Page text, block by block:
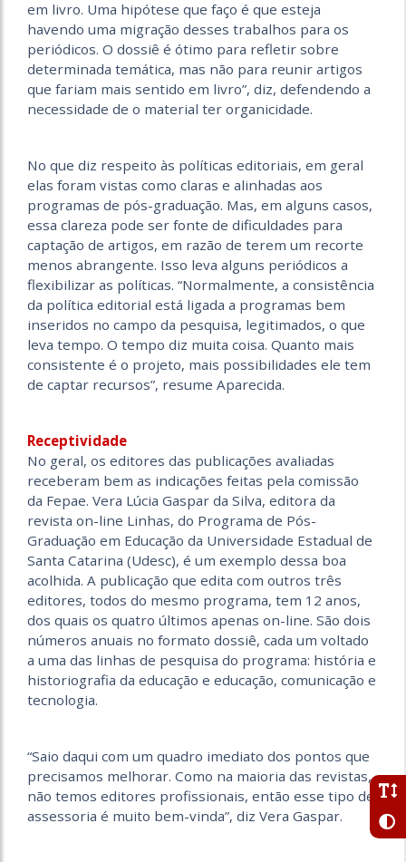
em livro. Uma hipótese que faço é que esteja
havendo uma migração desses trabalhos para os
periódicos. O dossiê é ótimo para refletir sobre
determinada temática, mas não para reunir artigos
que fariam mais sentido em livro”, diz, defendendo a
necessidade de o material ter organicidade.
No que diz respeito às políticas editoriais, em geral
elas foram vistas como claras e alinhadas aos
programas de pós-graduação. Mas, em alguns casos,
essa clareza pode ser fonte de dificuldades para
captação de artigos, em razão de terem um recorte
menos abrangente. Isso leva alguns periódicos a
flexibilizar as políticas. “Normalmente, a consistência
da política editorial está ligada a programas bem
inseridos no campo da pesquisa, legitimados, o que
leva tempo. O tempo diz muita coisa. Quanto mais
consistente é o projeto, mais possibilidades ele tem
de captar recursos”, resume Aparecida.
Receptividade
No geral, os editores das publicações avaliadas
receberam bem as indicações feitas pela comissão
da Fepae. Vera Lúcia Gaspar da Silva, editora da
revista on-line Linhas, do Programa de Pós-
Graduação em Educação da Universidade Estadual de
Santa Catarina (Udesc), é um exemplo dessa boa
acolhida. A publicação que edita com outros três
editores, todos do mesmo programa, tem 12 anos,
dos quais os quatro últimos apenas on-line. São dois
números anuais no formato dossiê, cada um voltado
a uma das linhas de pesquisa do programa: história e
historiografia da educação e educação, comunicação e
tecnologia.
“Saio daqui com um quadro imediato dos pontos que
precisamos melhorar. Como na maioria das revistas,
não temos editores profissionais, então esse tipo de
assessoria é muito bem-vinda”, diz Vera Gaspar.